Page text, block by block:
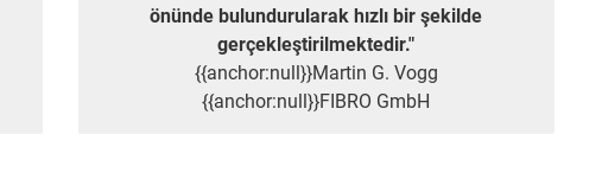
önünde bulundurularak hızlı bir şekilde
gerçekleştirilmektedir."
{{anchor:null}}Martin G. Vogg
{{anchor:null}}FIBRO GmbH